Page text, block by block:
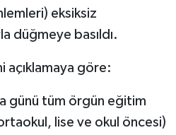
eksiksiz
düğmeye basıldı.
açıklamaya göre:
günü tüm örgün eğitim
lise ve okul öncesi)